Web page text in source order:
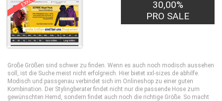
30,00%
PRO SALE
Große Größen sind schwer zu finden. Wenn es auch noch modisch aussehen
soll, ist die Suche meist nicht erfolgreich. Hier bietet xxl-sizes.de abhilfe.
Modisch und passgenau verbindet sich im Onlineshop zu einer guten
Kombination. Der Stylingberater findet nicht nur die passende Hose zum
gewünschten Hemd, sondern findet auch noch die richtige Größe. So macht